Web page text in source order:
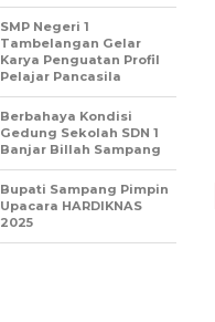
SMP Negeri 1
Tambelangan Gelar
Karya Penguatan Profil
Pelajar Pancasila
Berbahaya Kondisi
Gedung Sekolah SDN 1
Banjar Billah Sampang
Bupati Sampang Pimpin
Upacara HARDIKNAS
2025